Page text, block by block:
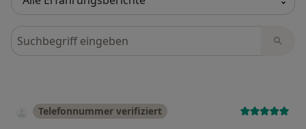
Bewertungen durchsuchen
Telefonnummer verifiziert